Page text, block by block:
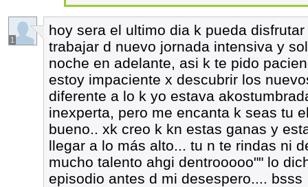
1
hoy sera el ultimo dia k pueda
trabajar d nuevo jornada intensiva y
noche en adelante, asi k te pido
estoy impaciente x descubrir los
diferente a lo k yo estava
inexperta, pero me encanta k seas tu
bueno.. xk creo k kn estas ganas y
llegar a lo más alto... tu n te rindas ni
mucho talento ahgi dentrooooo"" lo
episodio antes d mi desespero.... bsss